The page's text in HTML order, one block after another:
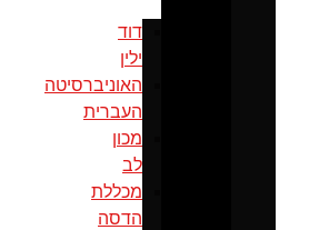
דוד
ילין
האוניברסיטה
העברית
מכון
לב
מכללת
הדסה